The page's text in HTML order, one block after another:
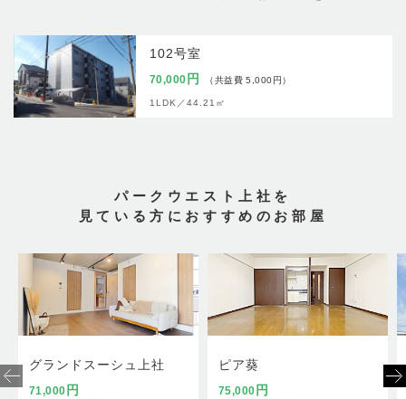
102号室
70,000 円 （共益費 5,000円）
1LDK／44.21㎡
パークウエスト上社を
見ている方におすすめのお部屋
グランドスーシュ上社
71,000 円
ピア葵
75,000 円